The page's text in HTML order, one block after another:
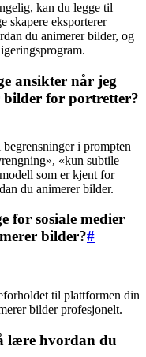
kan du legge til
skapere eksporterer
du animerer bilder, og
ansikter når jeg
for portretter?
i prompten
«kun subtile
som er kjent for
du animerer bilder.
for sosiale medier
bilder?#
til plattformen din
bilder profesjonelt.
lære hvordan du